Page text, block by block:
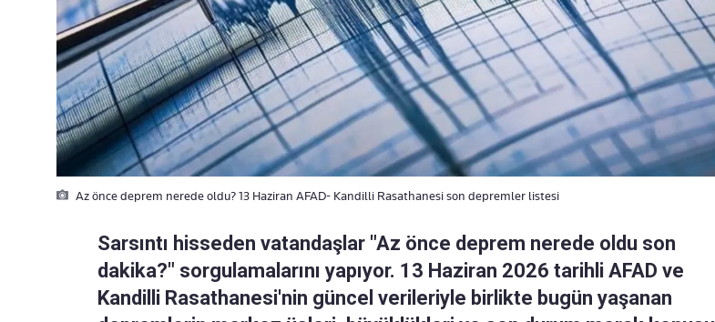
Az önce deprem nerede oldu? 13 Haziran AFAD- Kandilli Rasathanesi son depremler listesi
Sarsıntı hisseden vatandaşlar "Az önce deprem nerede oldu son
dakika?" sorgulamalarını yapıyor. 13 Haziran 2026 tarihli AFAD ve
Kandilli Rasathanesi'nin güncel verileriyle birlikte bugün yaşanan